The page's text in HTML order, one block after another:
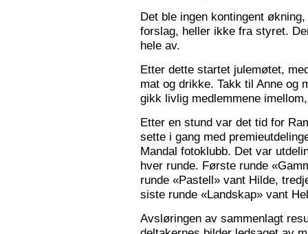
Det ble ingen kontingent
forslag, heller ikke fra styret.
hele av.
Etter dette startet julemøtet,
mat og drikke. Takk til Anne og
gikk livlig medlemmene
Etter en stund var det tid for
sette i gang med
Mandal fotoklubb. Det var
hver runde. Første runde
runde «Pastell» vant Hilde,
siste runde «Landskap» vant
Avsløringen av sammenlagt